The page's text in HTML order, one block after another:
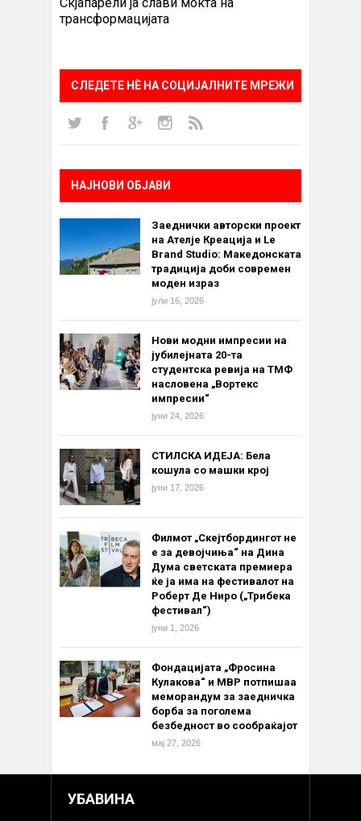
трансформацијата
СЛЕДЕТЕ НÈ НА СОЦИЈАЛНИТЕ МРЕЖИ
НАЈНОВИ ОБЈАВИ
Заеднички авторски проект
на Ателје Креација и Le
Brand Studio: Македонската
традиција доби современ
моден израз
јули 16, 2026
Нови модни импресии на
јубилејната 20-та
студентска ревија на ТМФ
насловена „Вортекс
импресии“
јуни 24, 2026
СТИЛСКА ИДЕЈА: Бела
кошула со машки крој
јуни 17, 2026
Филмот „Скејтбордингот не
е за девојчиња“ на Дина
Дума светската премиера
ќе ја има на фестивалот на
Роберт Де Ниро („Трибека
фестивал“)
јуни 1, 2026
Фондацијата „Фросина
Кулакова“ и МВР потпишаа
меморандум за заедничка
борба за поголема
безбедност во сообраќајот
мај 27, 2026
УБАВИНА